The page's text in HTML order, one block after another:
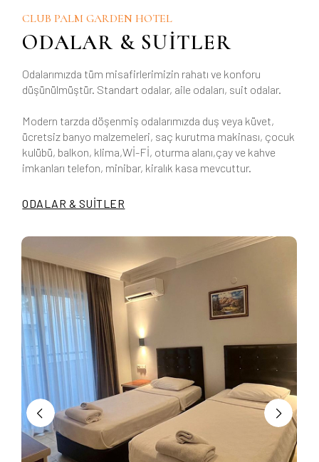
CLUB PALM GARDEN HOTEL
ODALAR & SUİTLER
Odalarımızda tüm misafirlerimizin rahatı ve konforu
düşünülmüştür. Standart odalar, aile odaları, suit odalar.
Modern tarzda döşenmiş odalarımızda duş veya küvet,
ücretsiz banyo malzemeleri, saç kurutma makinası, çocuk
kulübü, balkon, klima,Wİ-Fİ, oturma alanı,çay ve kahve
imkanları telefon, minibar, kiralık kasa mevcuttur.
ODALAR & SUİTLER